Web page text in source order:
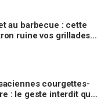
au barbecue : cette
ruine vos grillades
courgettes-
: le geste interdit qui